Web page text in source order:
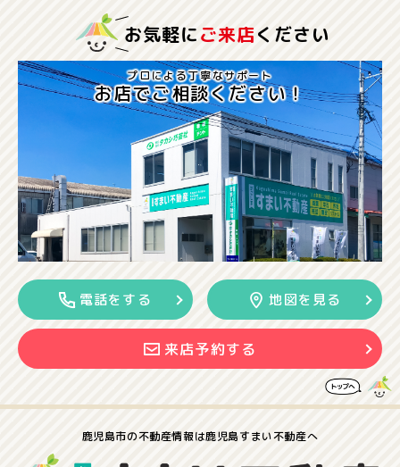
お気軽にご来店ください
プロによる丁寧なサポート
お店でご相談ください！
電話をする 地図を見る
来店予約する
鹿児島市の不動産情報は鹿児島すまい不動産へ